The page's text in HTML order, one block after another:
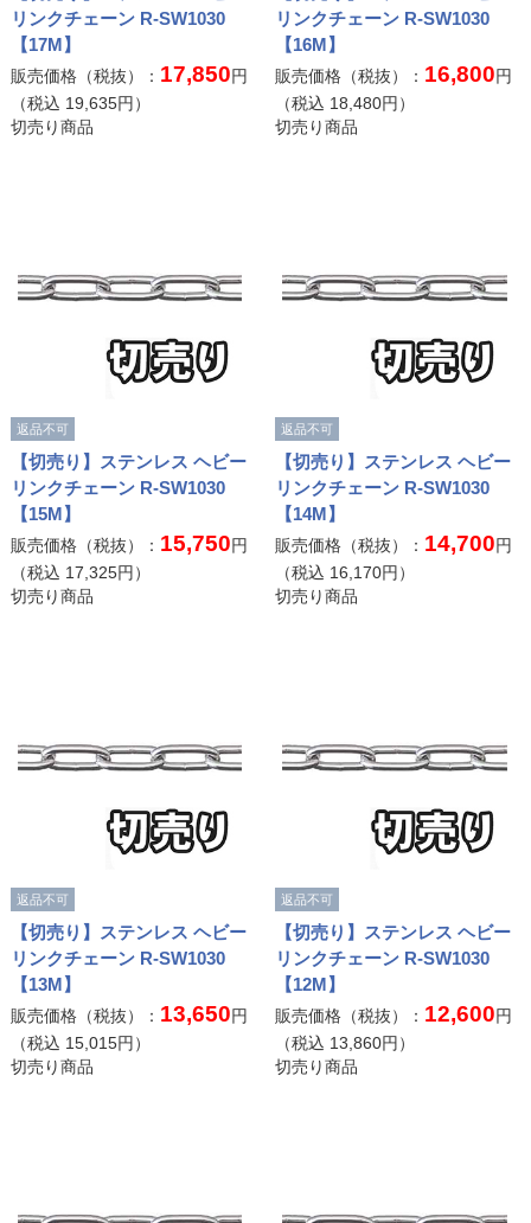
リンクチェーン R-SW1030
【17M】
販売価格（税抜）： 17,850円
（税込 19,635円）
切売り商品
リンクチェーン R-SW1030
【16M】
販売価格（税抜）： 16,800円
（税込 18,480円）
切売り商品
返品不可
【切売り】ステンレス ヘビー
リンクチェーン R-SW1030
【15M】
販売価格（税抜）： 15,750円
（税込 17,325円）
切売り商品
返品不可
【切売り】ステンレス ヘビー
リンクチェーン R-SW1030
【14M】
販売価格（税抜）： 14,700円
（税込 16,170円）
切売り商品
返品不可
【切売り】ステンレス ヘビー
リンクチェーン R-SW1030
【13M】
販売価格（税抜）： 13,650円
（税込 15,015円）
切売り商品
返品不可
【切売り】ステンレス ヘビー
リンクチェーン R-SW1030
【12M】
販売価格（税抜）： 12,600円
（税込 13,860円）
切売り商品